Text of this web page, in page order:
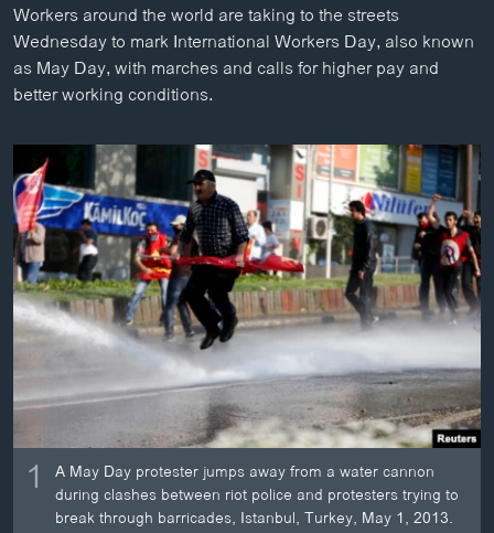
ເອເຊຍ
ອິດສະຫຼະພາບດ້ານການຂ່າວ
ຊີວິດຊາວລາວ
ວິທະຍາສາດ-ເທັກໂນໂລຈີ
ທຸລະກິດ
ພາສາອັງກິດ
ວີດີໂອ
ສຽງ
ຕິດຕາມພວກເຮົາ ທີ່
ພາສາຕ່າງໆ
Workers around the world are taking to the streets
Wednesday to mark International Workers Day, also known
as May Day, with marches and calls for higher pay and
better working conditions.
1
A May Day protester jumps away from a water cannon
during clashes between riot police and protesters trying to
break through barricades, Istanbul, Turkey, May 1, 2013.